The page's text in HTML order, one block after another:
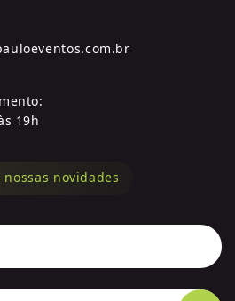
19h
novidades